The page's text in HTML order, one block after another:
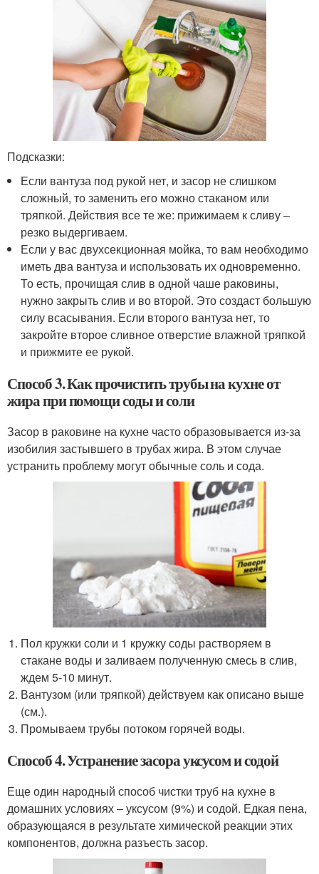
Подсказки:
Если вантуза под рукой нет, и засор не слишком
сложный, то заменить его можно стаканом или
тряпкой. Действия все те же: прижимаем к сливу –
резко выдергиваем.
Если у вас двухсекционная мойка, то вам необходимо
иметь два вантуза и использовать их одновременно.
То есть, прочищая слив в одной чаше раковины,
нужно закрыть слив и во второй. Это создаст большую
силу всасывания. Если второго вантуза нет, то
закройте второе сливное отверстие влажной тряпкой
и прижмите ее рукой.
Способ 3. Как прочистить трубы на кухне от
жира при помощи соды и соли
Засор в раковине на кухне часто образовывается из-за
изобилия застывшего в трубах жира. В этом случае
устранить проблему могут обычные соль и сода.
Пол кружки соли и 1 кружку соды растворяем в
стакане воды и заливаем полученную смесь в слив,
ждем 5-10 минут.
Вантузом (или тряпкой) действуем как описано выше
(см.).
Промываем трубы потоком горячей воды.
Способ 4. Устранение засора уксусом и содой
Еще один народный способ чистки труб на кухне в
домашних условиях – уксусом (9%) и содой. Едкая пена,
образующаяся в результате химической реакции этих
компонентов, должна разъесть засор.